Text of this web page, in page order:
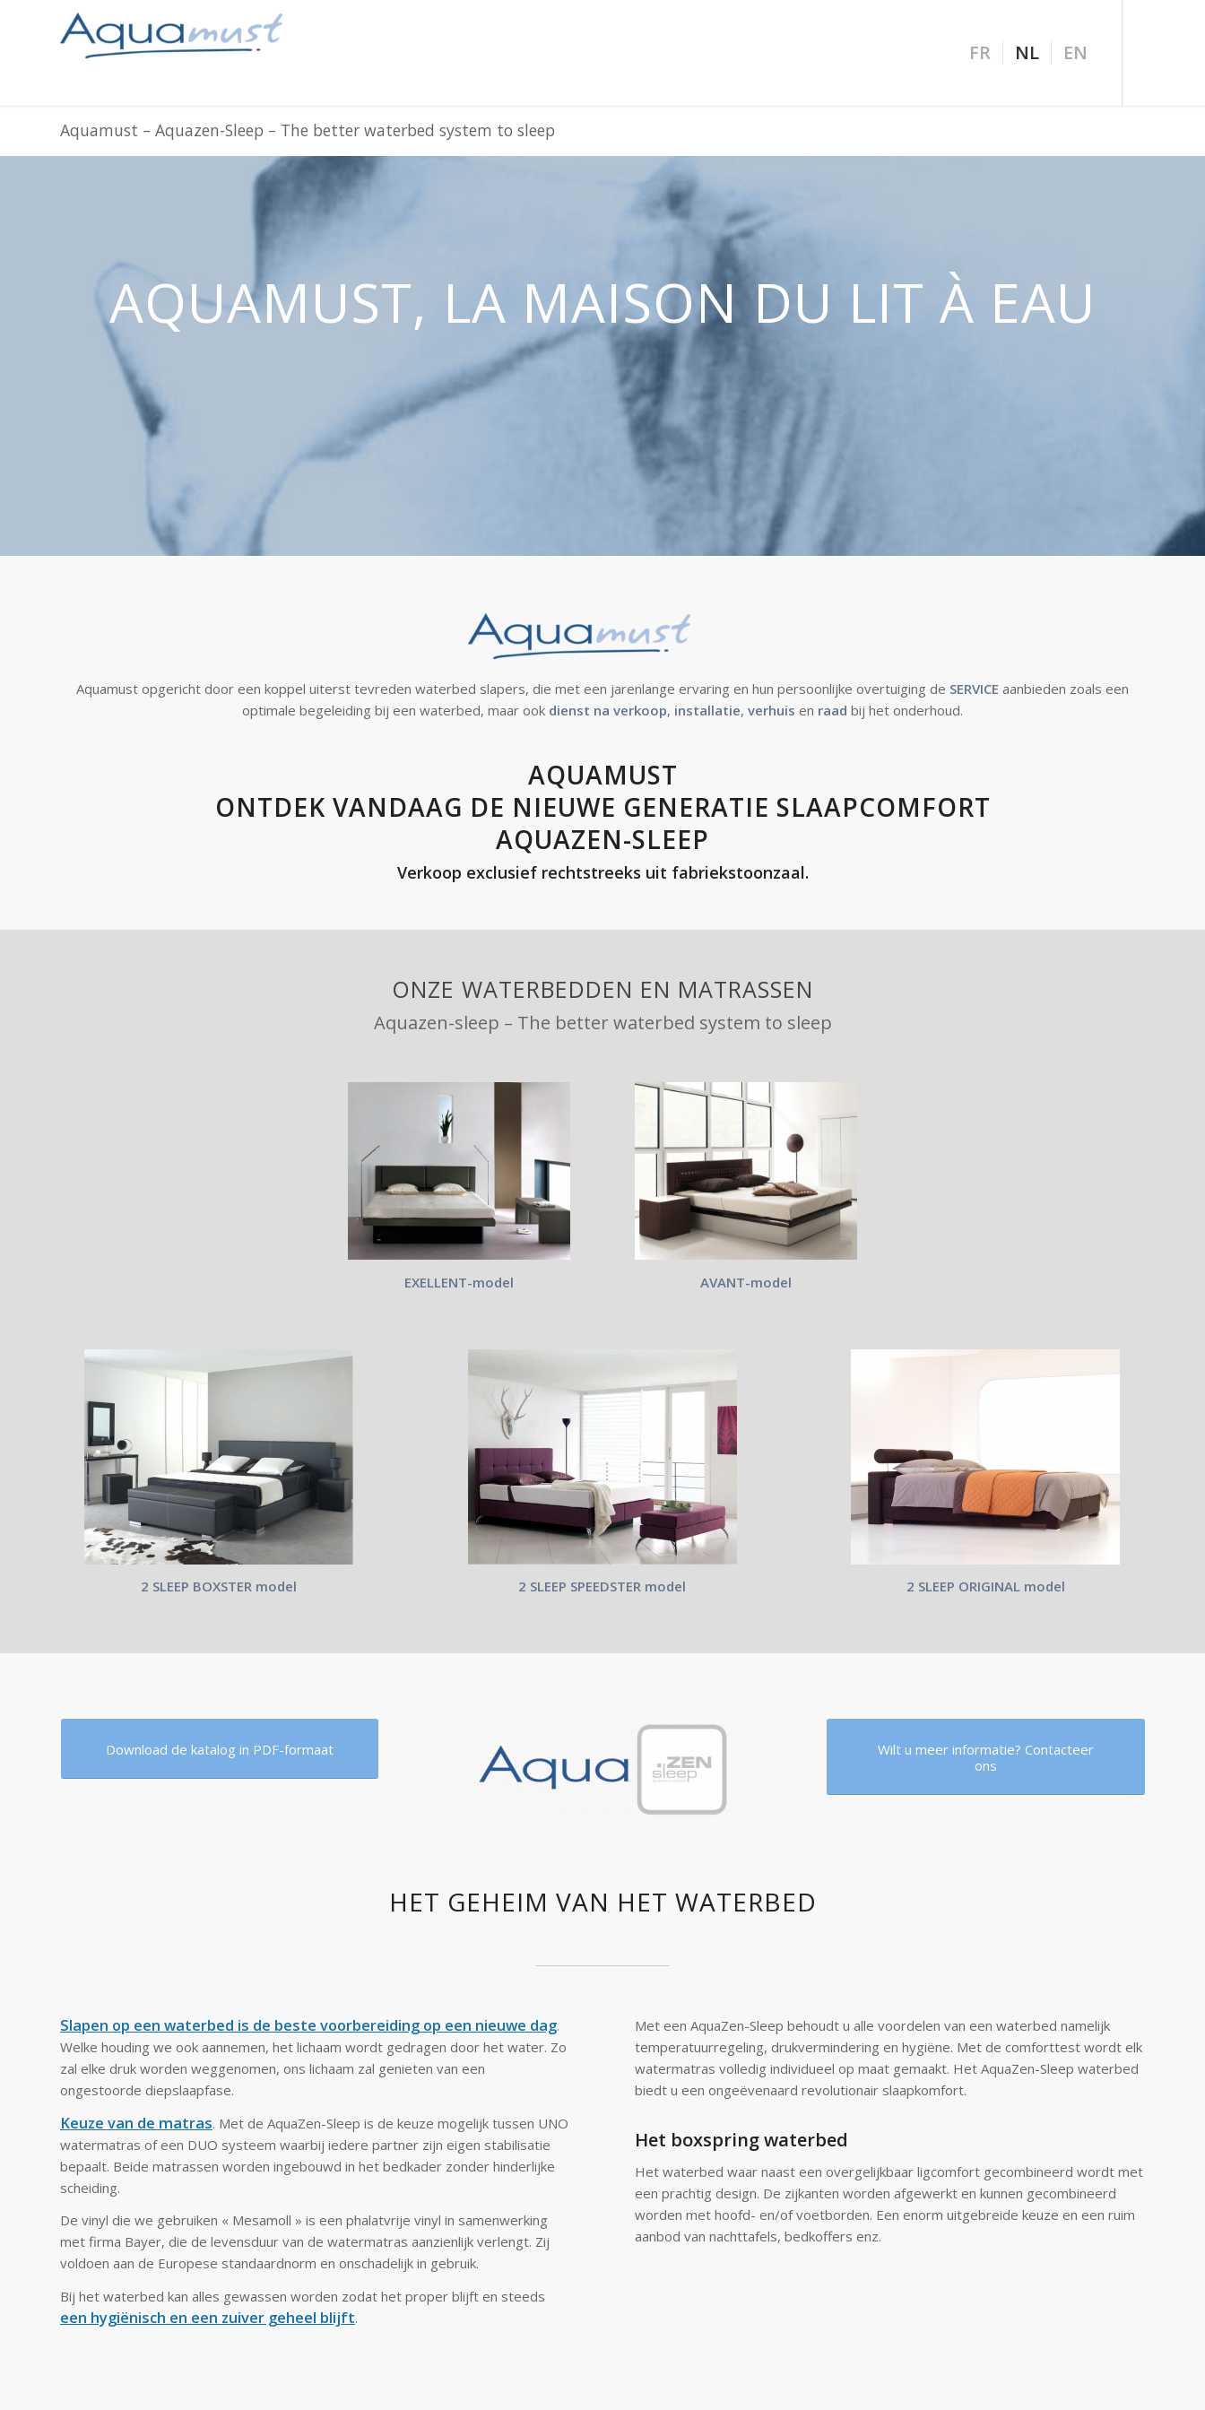
FR NL EN
Aquamust – Aquazen-Sleep – The better waterbed system to sleep
AQUAMUST, LA MAISON DU LIT À EAU
Aquamust opgericht door een koppel uiterst tevreden waterbed slapers, die met een jarenlange ervaring en hun persoonlijke overtuiging de SERVICE aanbieden zoals een
optimale begeleiding bij een waterbed, maar ook dienst na verkoop, installatie, verhuis en raad bij het onderhoud.
AQUAMUST
ONTDEK VANDAAG DE NIEUWE GENERATIE SLAAPCOMFORT
AQUAZEN-SLEEP
Verkoop exclusief rechtstreeks uit fabriekstoonzaal.
ONZE WATERBEDDEN EN MATRASSEN
Aquazen-sleep – The better waterbed system to sleep
EXELLENT-model AVANT-model
2 SLEEP BOXSTER model 2 SLEEP SPEEDSTER model 2 SLEEP ORIGINAL model
Download de katalog in PDF-formaat
Wilt u meer informatie? Contacteer
ons
HET GEHEIM VAN HET WATERBED
Slapen op een waterbed is de beste voorbereiding op een nieuwe dag.
Welke houding we ook aannemen, het lichaam wordt gedragen door het water. Zo
zal elke druk worden weggenomen, ons lichaam zal genieten van een
ongestoorde diepslaapfase.
Keuze van de matras. Met de AquaZen-Sleep is de keuze mogelijk tussen UNO
watermatras of een DUO systeem waarbij iedere partner zijn eigen stabilisatie
bepaalt. Beide matrassen worden ingebouwd in het bedkader zonder hinderlijke
scheiding.
De vinyl die we gebruiken « Mesamoll » is een phalatvrije vinyl in samenwerking
met firma Bayer, die de levensduur van de watermatras aanzienlijk verlengt. Zij
voldoen aan de Europese standaardnorm en onschadelijk in gebruik.
Bij het waterbed kan alles gewassen worden zodat het proper blijft en steeds
een hygiënisch en een zuiver geheel blijft.
Met een AquaZen-Sleep behoudt u alle voordelen van een waterbed namelijk
temperatuurregeling, drukvermindering en hygiëne. Met de comforttest wordt elk
watermatras volledig individueel op maat gemaakt. Het AquaZen-Sleep waterbed
biedt u een ongeëvenaard revolutionair slaapkomfort.
Het boxspring waterbed
Het waterbed waar naast een overgelijkbaar ligcomfort gecombineerd wordt met
een prachtig design. De zijkanten worden afgewerkt en kunnen gecombineerd
worden met hoofd- en/of voetborden. Een enorm uitgebreide keuze en een ruim
aanbod van nachttafels, bedkoffers enz.